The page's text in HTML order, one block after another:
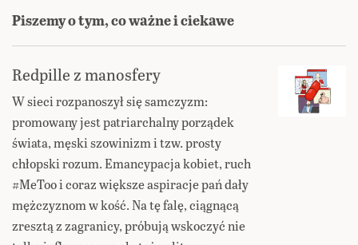
Piszemy o tym, co ważne i ciekawe
Redpille z manosfery
W sieci rozpanoszył się samczyzm:
promowany jest patriarchalny porządek
świata, męski szowinizm i tzw. prosty
chłopski rozum. Emancypacja kobiet, ruch
#MeToo i coraz większe aspiracje pań dały
mężczyznom w kość. Na tę falę, ciągnącą
zresztą z zagranicy, próbują wskoczyć nie